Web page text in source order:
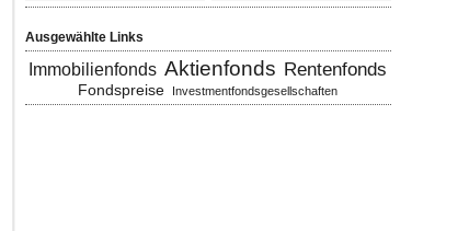
Ausgewählte Links
Immobilienfonds Aktienfonds Rentenfonds
Fondspreise Investmentfondsgesellschaften